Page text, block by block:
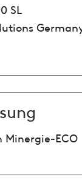
SL
Minergie-ECO